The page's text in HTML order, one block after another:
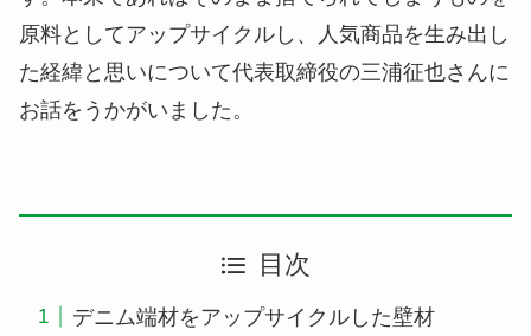
原料としてアップサイクルし、人気商品を生み出し
た経緯と思いについて代表取締役の三浦征也さんに
お話をうかがいました。
目次
デニム端材をアップサイクルした壁材